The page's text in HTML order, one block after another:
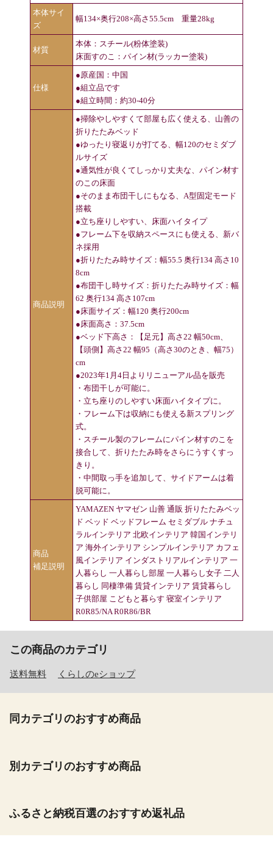
本体サイ
ズ
幅134×奥行208×高さ55.5cm 重量28kg
材質
本体：スチール(粉体塗装)
床面すのこ：パイン材(ラッカー塗装)
仕様
●原産国：中国
●組立品です
●組立時間：約30-40分
商品説明
●掃除やしやすくて部屋も広く使える、山善の
折りたたみベッド
●ゆったり寝返りが打てる、幅120のセミダブ
ルサイズ
●通気性が良くてしっかり丈夫な、パイン材す
のこの床面
●そのまま布団干しにもなる、A型固定モード
搭載
●立ち座りしやすい、床面ハイタイプ
●フレーム下を収納スペースにも使える、新バ
ネ採用
●折りたたみ時サイズ：幅55.5 奥行134 高さ10
8cm
●布団干し時サイズ：折りたたみ時サイズ：幅
62 奥行134 高さ107cm
●床面サイズ：幅120 奥行200cm
●床面高さ：37.5cm
●ベッド下高さ：【足元】高さ22 幅50cm、
【頭側】高さ22 幅95（高さ30のとき、幅75）
cm
●2023年1月4日よりリニューアル品を販売
・布団干しが可能に。
・立ち座りのしやすい床面ハイタイプに。
・フレーム下は収納にも使える新スプリング
式。
・スチール製のフレームにパイン材すのこを
接合して、折りたたみ時をさらにうすくすっ
きり。
・中間取っ手を追加して、サイドアームは着
脱可能に。
商品
補足説明
YAMAZEN ヤマゼン 山善 通販 折りたたみベッ
ド ベッド ベッドフレーム セミダブル ナチュ
ラルインテリア 北欧インテリア 韓国インテリ
ア 海外インテリア シンプルインテリア カフェ
風インテリア インダストリアルインテリア 一
人暮らし 一人暮らし部屋 一人暮らし女子 二人
暮らし 同棲準備 賃貸インテリア 賃貸暮らし
子供部屋 こどもと暮らす 寝室インテリア
R0R85/NA R0R86/BR
この商品のカテゴリ
送料無料 くらしのeショップ
同カテゴリのおすすめ商品
別カテゴリのおすすめ商品
ふるさと納税百選のおすすめ返礼品